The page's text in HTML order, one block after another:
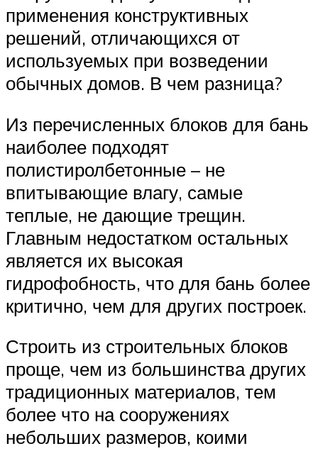
применения конструктивных
решений, отличающихся от
используемых при возведении
обычных домов. В чем разница?
Из перечисленных блоков для бань
наиболее подходят
полистиролбетонные – не
впитывающие влагу, самые
теплые, не дающие трещин.
Главным недостатком остальных
является их высокая
гидрофобность, что для бань более
критично, чем для других построек.
Строить из строительных блоков
проще, чем из большинства других
традиционных материалов, тем
более что на сооружениях
небольших размеров, коими